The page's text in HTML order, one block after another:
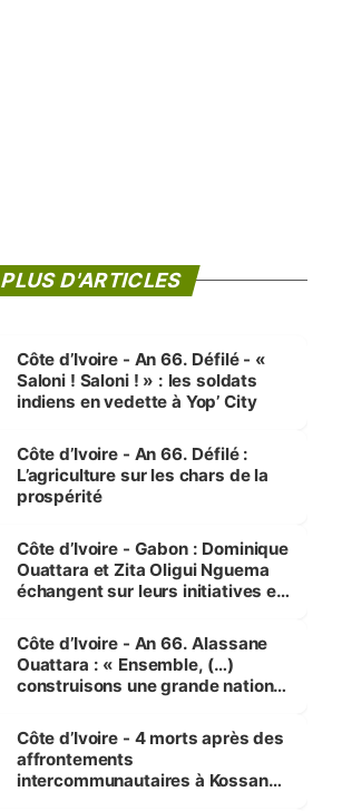
PLUS D'ARTICLES
Côte d’Ivoire - An 66. Défilé - «
Saloni ! Saloni ! » : les soldats
indiens en vedette à Yop’ City
Côte d’Ivoire - An 66. Défilé :
L’agriculture sur les chars de la
prospérité
Côte d’Ivoire - Gabon : Dominique
Ouattara et Zita Oligui Nguema
échangent sur leurs initiatives en
enfants
Côte d’Ivoire - An 66. Alassane
Ouattara : « Ensemble, (…)
construisons une grande nation
générations futures »
Côte d’Ivoire - 4 morts après des
affrontements
intercommunautaires à Kossandji